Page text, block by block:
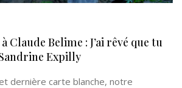
Claude Belime : J’ai rêvé que tu
Expilly
dernière carte blanche, notre